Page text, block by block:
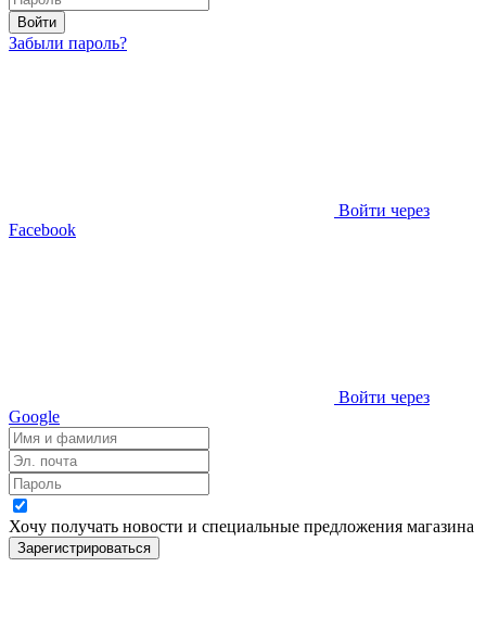
Войти
Забыли пароль?
Войти через
Facebook
Войти через
Google
Хочу получать новости и специальные предложения магазина
Зарегистрироваться